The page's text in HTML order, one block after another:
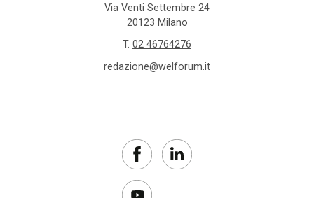
Via Venti Settembre 24
20123 Milano
T. 02 46764276
redazione@welforum.it